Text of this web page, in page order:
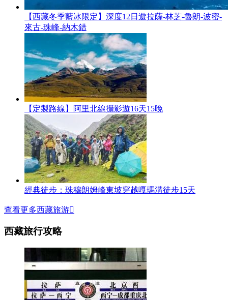
【西藏冬季藍冰限定】深度12日遊拉薩-林芝-魯朗-波密-
來古-珠峰-納木錯
【定製路線】阿里北線攝影遊16天15晚
經典徒步：珠穆朗姆峰東坡穿越嘎瑪溝徒步15天
查看更多西藏旅游
西藏旅行攻略